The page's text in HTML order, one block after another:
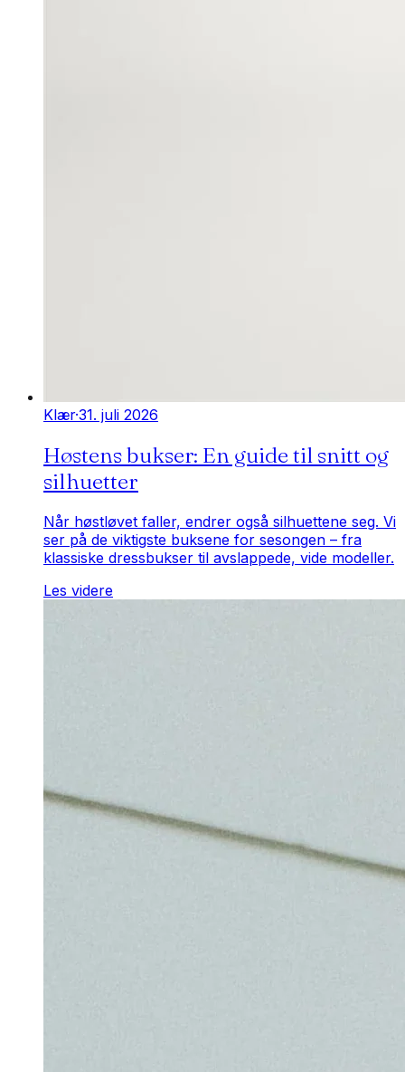
Klær·31. juli 2026
Høstens bukser: En guide til snitt og
silhuetter
Når høstløvet faller, endrer også silhuettene seg. Vi
ser på de viktigste buksene for sesongen – fra
klassiske dressbukser til avslappede, vide modeller.
Les videre